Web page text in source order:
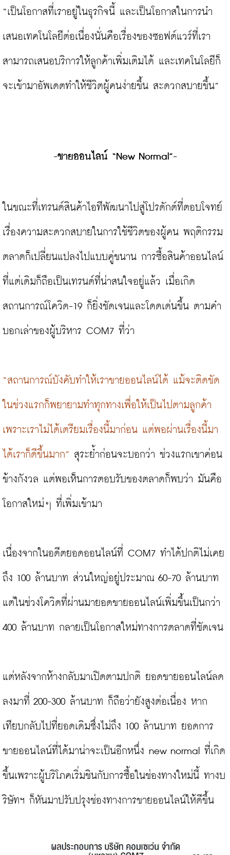
“เป็นโอกาสที่เราอยู่ในธุรกิจนี้ และเป็นโอกาสในการนำ
เสนอเทคโนโลยีต่อเนื่องนั่นคือเรื่องของซอฟต์แวร์ที่เรา
สามารถเสนอบริการให้ลูกค้าเพิ่มเติมได้ และเทคโนโลยีก็
จะเข้ามาอัพเดตทำให้ชีวิตผู้คนง่ายขึ้น สะดวกสบายขึ้น”
-ขายออนไลน์ “New Normal”-
ในขณะที่เทรนด์สินค้าไอทีพัฒนาไปสู่โปรดักต์ที่ตอบโจทย์
เรื่องความสะดวกสบายในการใช้ชีวิตของผู้คน พฤติกรรม
ตลาดก็เปลี่ยนแปลงไปแบบคู่ขนาน การซื้อสินค้าออนไลน์
ที่แต่เดิมก็ถือเป็นเทรนด์ที่น่าสนใจอยู่แล้ว เมื่อเกิด
สถานการณ์โควิด-19 ก็ยิ่งชัดเจนและโดดเด่นขึ้น ตามคำ
บอกเล่าของผู้บริหาร COM7 ที่ว่า
“สถานการณ์บังคับทำให้เราขายออนไลน์ได้ แม้จะติดขัด
ในช่วงแรกก็พยายามทำทุกทางเพื่อให้เป็นไปตามลูกค้า
เพราะเราไม่ได้เตรียมเรื่องนี้มาก่อน แต่พอผ่านเรื่องนี้มา
ได้เราก็ดีขึ้นมาก” สุระย้ำก่อนจะบอกว่า ช่วงแรกเขาค่อน
ข้างกังวล แต่พอเห็นการตอบรับของตลาดก็พบว่า มันคือ
โอกาสใหม่ๆ ที่เพิ่มเข้ามา
เนื่องจากในอดีตยอดออนไลน์ที่ COM7 ทำได้ปกติไม่เคย
ถึง 100 ล้านบาท ส่วนใหญ่อยู่ประมาณ 60-70 ล้านบาท
แต่ในช่วงโควิดที่ผ่านมายอดขายออนไลน์เพิ่มขึ้นเป็นกว่า
400 ล้านบาท กลายเป็นโอกาสใหม่ทางการตลาดที่ชัดเจน
แต่หลังจากห้างกลับมาเปิดตามปกติ ยอดขายออนไลน์ลด
ลงมาที่ 200-300 ล้านบาท ก็ถือว่ายังสูงต่อเนื่อง หาก
เทียบกลับไปที่ยอดเดิมซึ่งไม่ถึง 100 ล้านบาท ยอดการ
ขายออนไลน์ที่ได้มาน่าจะเป็นอีกหนึ่ง new normal ที่เกิด
ขึ้นเพราะผู้บริโภคเริ่มชินกับการซื้อในช่องทางใหม่นี้ ทางบ
ริษัทฯ ก็หันมาปรับปรุงช่องทางการขายออนไลน์ให้ดีขึ้น